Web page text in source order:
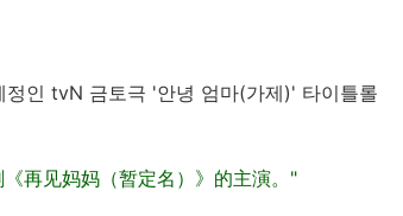
인 tvN 금토극 '안녕 엄마(가제)' 타이틀롤
再见妈妈（暂定名）》的主演。"